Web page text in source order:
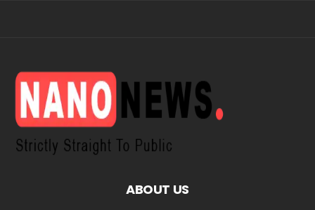
ABOUT US